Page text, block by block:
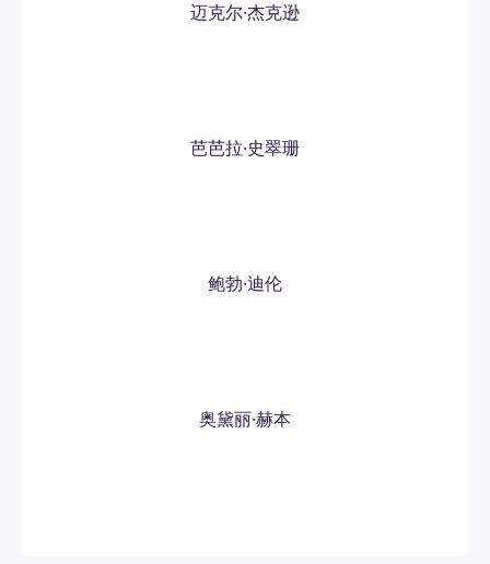
迈克尔·杰克逊
芭芭拉·史翠珊
鲍勃·迪伦
奥黛丽·赫本